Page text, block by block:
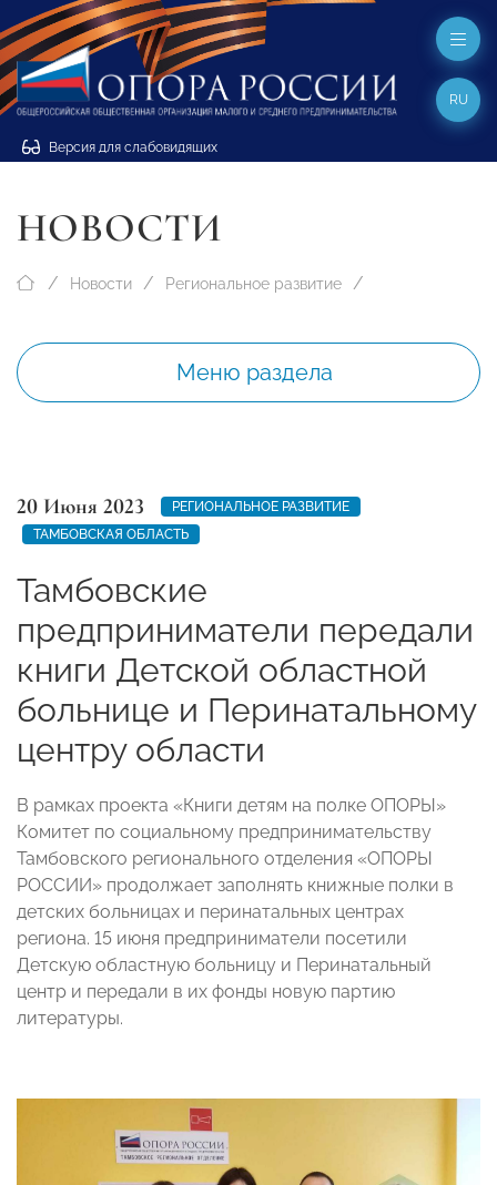
Версия для слабовидящих
RU
НОВОСТИ
Новости Региональное развитие
Меню раздела
20 Июня 2023
РЕГИОНАЛЬНОЕ РАЗВИТИЕ
ТАМБОВСКАЯ ОБЛАСТЬ
Тамбовские
предприниматели передали
книги Детской областной
больнице и Перинатальному
центру области
В рамках проекта «Книги детям на полке ОПОРЫ»
Комитет по социальному предпринимательству
Тамбовского регионального отделения «ОПОРЫ
РОССИИ» продолжает заполнять книжные полки в
детских больницах и перинатальных центрах
региона. 15 июня предприниматели посетили
Детскую областную больницу и Перинатальный
центр и передали в их фонды новую партию
литературы.